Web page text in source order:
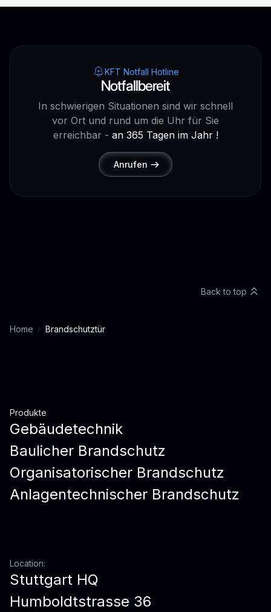
KFT Notfall Hotline
Notfallbereit
In schwierigen Situationen sind wir schnell
vor Ort und rund um die Uhr für Sie
erreichbar - an 365 Tagen im Jahr !
Anrufen
Home Brandschutztür
Back to top
Produkte
Gebäudetechnik
Baulicher Brandschutz
Organisatorischer Brandschutz
Anlagentechnischer Brandschutz
Location:
Stuttgart HQ
Humboldtstrasse 36